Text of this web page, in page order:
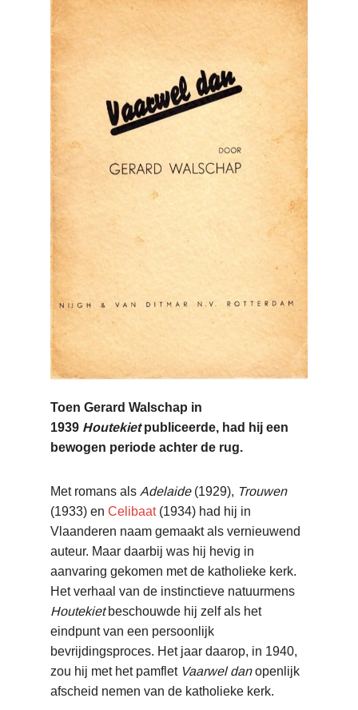
Toen Gerard Walschap in
1939 Houtekietpubliceerde, had hij een
bewogen periode achter de rug.
Met romans als Adelaide(1929), Trouwen
(1933) en Celibaat(1934) had hij in
Vlaanderen naam gemaakt als vernieuwend
auteur. Maar daarbij was hij hevig in
aanvaring gekomen met de katholieke kerk.
Het verhaal van de instinctieve natuurmens
Houtekietbeschouwde hij zelf als het
eindpunt van een persoonlijk
bevrijdingsproces. Het jaar daarop, in 1940,
zou hij met het pamflet Vaarwel danopenlijk
afscheid nemen van de katholieke kerk.